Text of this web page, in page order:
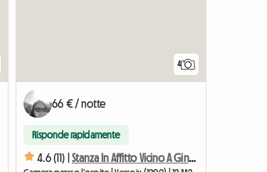
4
66 € / notte
Risponde rapidamente
4.6 (11) | Stanza In Affitto Vicino A Ginevra